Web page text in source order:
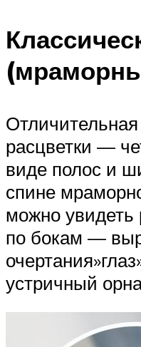
Отличительная
расцветки —
виде полос и
спине
можно увидеть
по бокам —
устричный